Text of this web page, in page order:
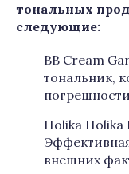
тональных
следующие:
BB Cream
тональник,
Holika Holika
внешних